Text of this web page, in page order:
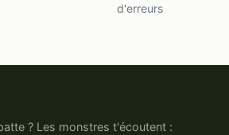
d'erreurs
? Les monstres t'écoutent :